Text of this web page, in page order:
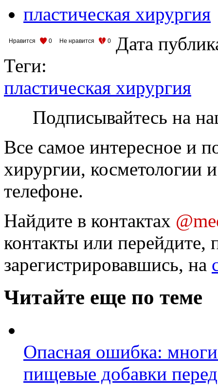
пластическая хирургия
Нравится 0 Не нравится 0
Дата
Теги:
пластическая хирургия
Подписывайтесь на
Все самое интересное и
хирургии, косметологии
телефоне.
Найдите в контактах
контакты или перейдите,
зарегистрировавшись, на
Читайте еще по теме
Опасная ошибка:
пищевые добавки